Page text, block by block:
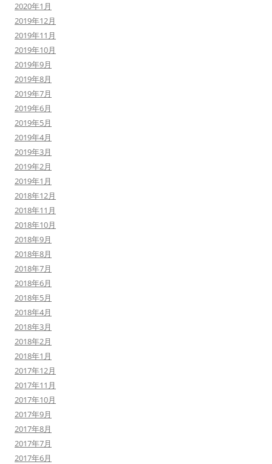
2020年1月
2019年12月
2019年11月
2019年10月
2019年9月
2019年8月
2019年7月
2019年6月
2019年5月
2019年4月
2019年3月
2019年2月
2019年1月
2018年12月
2018年11月
2018年10月
2018年9月
2018年8月
2018年7月
2018年6月
2018年5月
2018年4月
2018年3月
2018年2月
2018年1月
2017年12月
2017年11月
2017年10月
2017年9月
2017年8月
2017年7月
2017年6月